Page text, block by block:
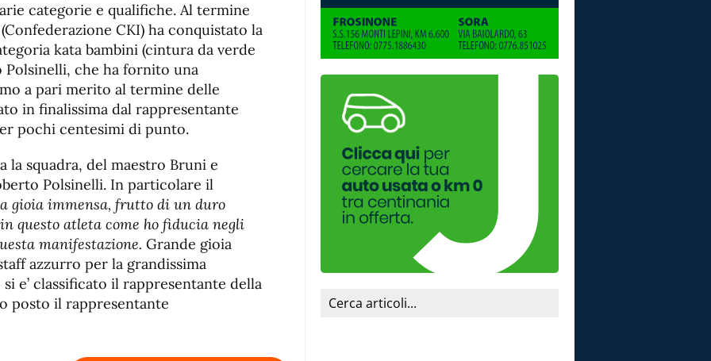
categorie e qualifiche. Al termine
CKI) ha conquistato la
kata bambini (cintura da verde
Polsinelli, che ha fornito una
a pari merito al termine delle
in finalissima dal rappresentante
pochi centesimi di punto.
la squadra, del maestro Bruni e
Polsinelli. In particolare il
gioia immensa, frutto di un duro
questo atleta come ho fiducia negli
manifestazione. Grande gioia
azzurro per la grandissima
e’ classificato il rappresentante della
posto il rappresentante